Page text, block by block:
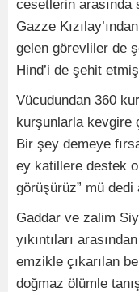
cesetlerin arasında
Gazze
gelen görevliler de
Hind’i de şehit
Vücudundan 360
kurşunlarla kevgire
Bir şey demeye
ey katillere destek
görüşürüz” mü dedi
Gaddar ve zalim
yıkıntıları
emzikle çıkarılan
doğmaz ölümle